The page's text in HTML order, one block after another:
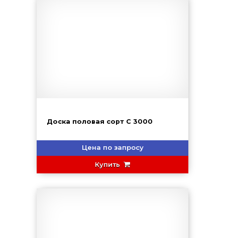
Доска половая сорт С 3000
Цена по запросу
Купить